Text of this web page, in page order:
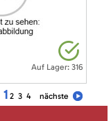
Auf Lager: 316
1 2 3 4 nächste